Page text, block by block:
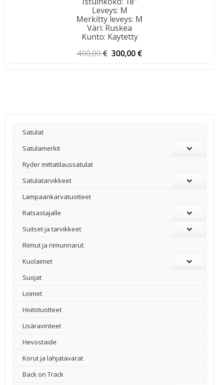
Leveys: M
Merkitty leveys: M
Väri: Ruskea
Kunto: Käytetty
400,00€ Alkuperäinen
300,00 €
Satulat
Satulamerkit
Ryder mittatilaussatulat
Satulatarvikkeet
–
Lampaankarvatuotteet
Ratsastajalle
Suitset ja tarvikkeet
Riimut ja riimunnarut
Kuolaimet
Suojat
Loimet
Hoitotuotteet
Lisäravinteet
Hevostaide
Korut ja lahjatavarat
Back on Track